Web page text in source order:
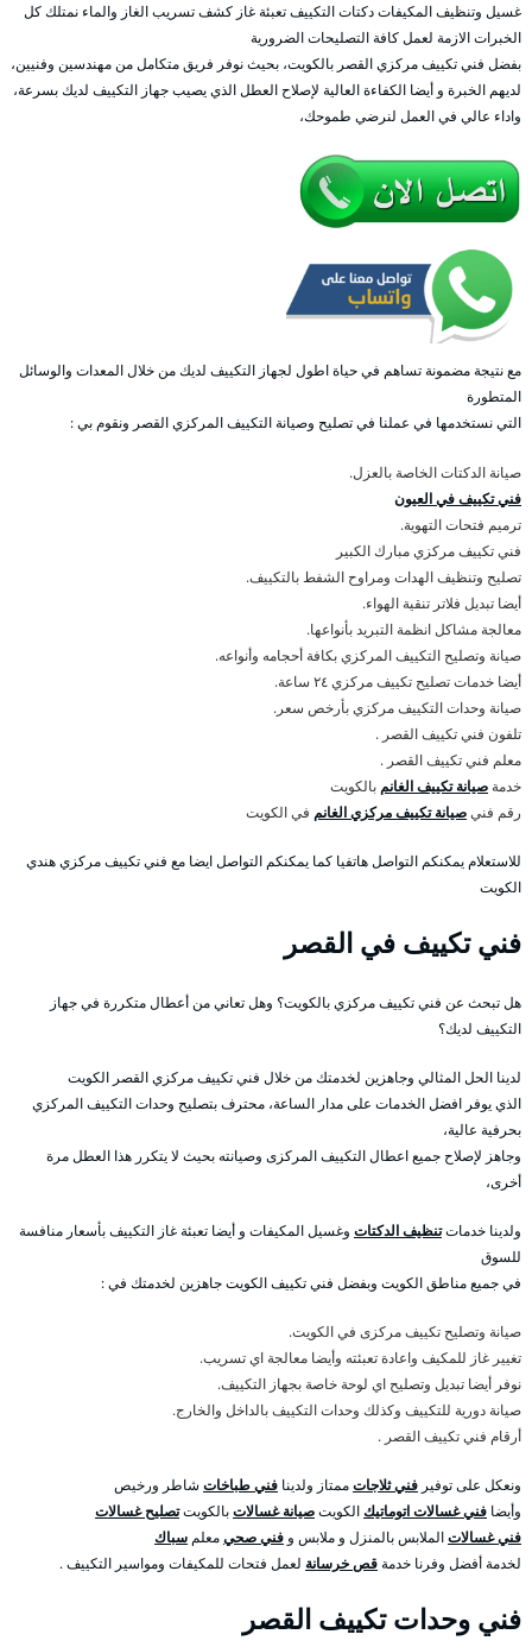
غسيل وتنظيف المكيفات دكتات التكييف تعبئة غاز كشف تسريب الغاز والماء نمتلك كل
الخبرات الازمة لعمل كافة التصليحات الضرورية
بفضل فني تكييف مركزي القصر بالكويت، بحيث نوفر فريق متكامل من مهندسين وفنيين،
لديهم الخبرة و أيضا الكفاءة العالية لإصلاح العطل الذي يصيب جهاز التكييف لديك بسرعة،
واداء عالي في العمل لنرضي طموحك،
مع نتيجة مضمونة تساهم في حياة اطول لجهاز التكييف لديك من خلال المعدات والوسائل
المتطورة
التي نستخدمها في عملنا في تصليح وصيانة التكييف المركزي القصر ونقوم بي :
صيانة الدكتات الخاصة بالعزل.
فني تكييف في العيون
ترميم فتحات التهوية.
فني تكييف مركزي مبارك الكبير
تصليح وتنظيف الهدات ومراوح الشفط بالتكييف.
أيضا تبديل فلاتر تنقية الهواء.
معالجة مشاكل انظمة التبريد بأنواعها.
صيانة وتصليح التكييف المركزي بكافة أحجامه وأنواعه.
أيضا خدمات تصليح تكييف مركزي ٢٤ ساعة.
صيانة وحدات التكييف مركزي بأرخص سعر.
تلفون فني تكييف القصر .
معلم فني تكييف القصر .
خدمة صيانة تكييف الغانم بالكويت
رقم فنيصيانة تكييف مركزي الغانم في الكويت
للاستعلام يمكنكم التواصل هاتفيا كما يمكنكم التواصل ايضا مع فني تكييف مركزي هندي
الكويت
فني تكييف في القصر
هل تبحث عن فني تكييف مركزي بالكويت؟ وهل تعاني من أعطال متكررة في جهاز
التكييف لديك؟
لدينا الحل المثالي وجاهزين لخدمتك من خلال فني تكييف مركزي القصر الكويت
الذي يوفر افضل الخدمات على مدار الساعة، محترف بتصليح وحدات التكييف المركزي
بحرفية عالية،
وجاهز لإصلاح جميع اعطال التكييف المركزى وصيانته بحيث لا يتكرر هذا العطل مرة
أخرى،
ولدينا خدماتتنظيف الدكتات وغسيل المكيفات و أيضا تعبئة غاز التكييف بأسعار منافسة
للسوق
في جميع مناطق الكويت وبفضل فني تكييف الكويت جاهزين لخدمتك في :
صيانة وتصليح تكييف مركزى في الكويت.
تغيير غاز للمكيف واعادة تعبئته وأيضا معالجة اي تسريب.
نوفر أيضا تبديل وتصليح اي لوحة خاصة بجهاز التكييف.
صيانة دورية للتكييف وكذلك وحدات التكييف بالداخل والخارج.
أرقام فني تكييف القصر .
ونعكل على توفير فني ثلاجاتممتاز ولدينا فني طباخات شاطر ورخيص
وأيضا فني غسالات اتوماتيك الكويتصيانة غسالاتبالكويتتصليح غسالات
فني غسالاتالملابس بالمنزل و ملابس و فني صحيمعلم سباك
لخدمة أفضل وفرنا خدمةقص خرسانة لعمل فتحات للمكيفات ومواسير التكييف .
فني وحدات تكييف القصر